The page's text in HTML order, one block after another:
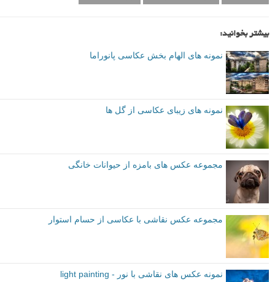
بیشتر بخوانید:
نمونه های الهام بخش عکاسی پانوراما
نمونه های زیبای عکاسی از گل ها
مجموعه عکس های بامزه از حیوانات خانگی
مجموعه عکس نقاشی با عکاسی از حسام استوار
نمونه عکس های نقاشی با نور - light painting